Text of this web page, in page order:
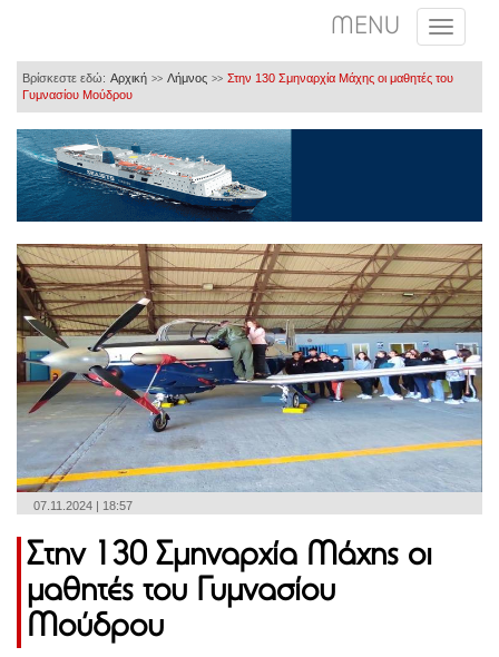
MENU
Βρίσκεστε εδώ: Αρχική >> Λήμνος >> Στην 130 Σμηναρχία Μάχης οι μαθητές του
Γυμνασίου Μούδρου
07.11.2024 | 18:57
Στην 130 Σμηναρχία Μάχης οι
μαθητές του Γυμνασίου
Μούδρου